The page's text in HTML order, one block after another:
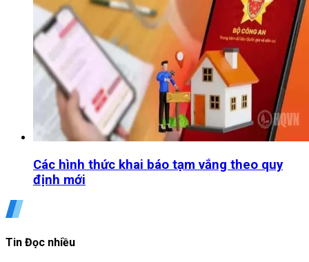
Các hình thức khai báo tạm vắng theo quy
định mới
Tin Đọc nhiều